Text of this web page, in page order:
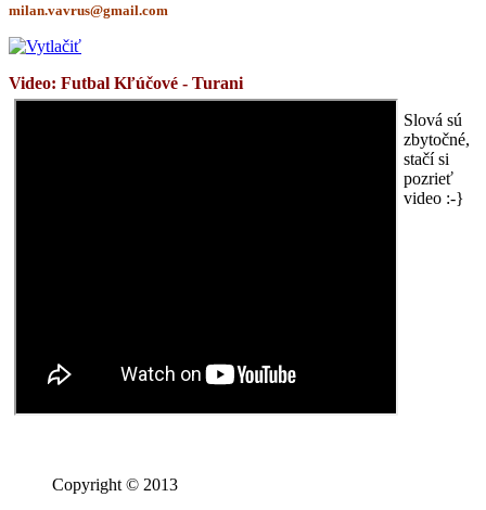
Video: Futbal Kľúčové - Turani
Slová sú
zbytočné,
stačí si
pozrieť
video :-}
Copyright © 2013